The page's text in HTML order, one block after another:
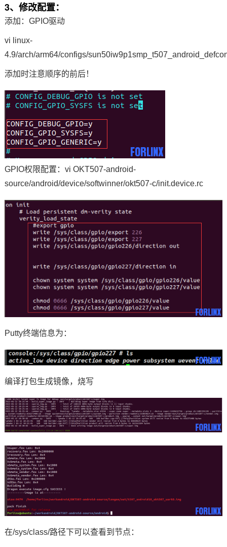
3、修改配置：
添加：GPIO驱动
vi linux-
4.9/arch/arm64/configs/
添加时注意顺序的前后！
GPIO权限配置：vi OKT507-android-
source/android/device/softwinner/okt507-c/init.device.rc
Putty终端信息为：
编译打包生成镜像，烧写
在/sys/class/路径下可以查看到节点：